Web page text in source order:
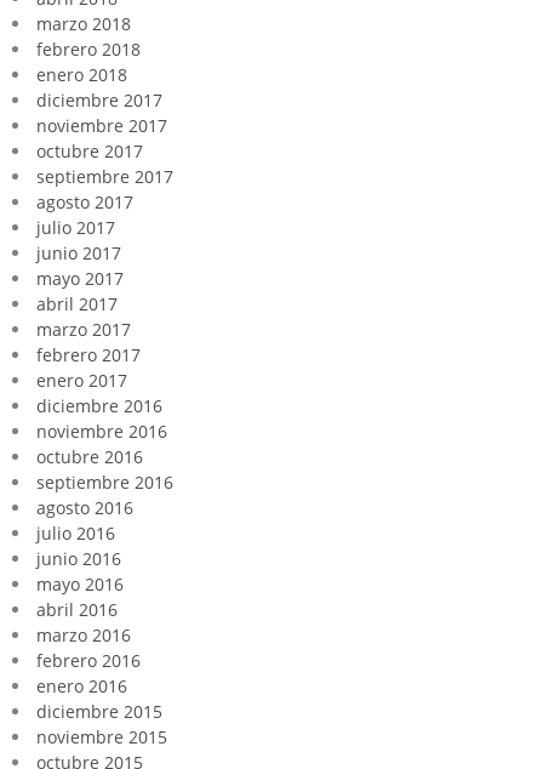
marzo 2018
febrero 2018
enero 2018
diciembre 2017
noviembre 2017
octubre 2017
septiembre 2017
agosto 2017
julio 2017
junio 2017
mayo 2017
abril 2017
marzo 2017
febrero 2017
enero 2017
diciembre 2016
noviembre 2016
octubre 2016
septiembre 2016
agosto 2016
julio 2016
junio 2016
mayo 2016
abril 2016
marzo 2016
febrero 2016
enero 2016
diciembre 2015
noviembre 2015
octubre 2015